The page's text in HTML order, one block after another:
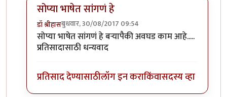
सोप्या भाषेत सांगणं हे
डॉ श्रीहासबुधवार, 30/08/2017 09:54
In reply toखूप सोप्या भाषेत आणि विस्तृतbyज्योति
सोप्या भाषेत सांगणं हे बऱ्यापैकी अवघड काम आहे.....
प्रतिसादासाठी धन्यवाद
प्रतिसाद देण्यासाठीलॉग इन कराकिंवासदस्य व्हा